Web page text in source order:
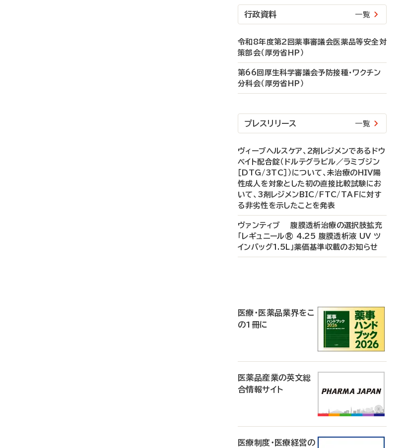
行政資料 一覧
令和8年度第2回薬事審議会医薬品等安全対
策部会（厚労省HP）
第66回厚生科学審議会予防接種・ワクチン
分科会（厚労省HP）
プレスリリース 一覧
ヴィーブヘルスケア、2剤レジメンであるドウ
ベイト配合錠（ドルテグラビル／ラミブジン
［DTG/3TC］）について、未治療のHIV陽
性成人を対象とした初の直接比較試験にお
いて、3剤レジメンBIC/FTC/TAFに対す
る非劣性を示したことを発表
ヴァンティブ 腹膜透析治療の選択肢拡充
「レギュニール® 4.25 腹膜透析液 UV ツ
インバッグ1.5L」薬価基準収載のお知らせ
医療・医薬品業界をこ
の1冊に
医薬品産業の英文総
合情報サイト
医療制度・医療経営の